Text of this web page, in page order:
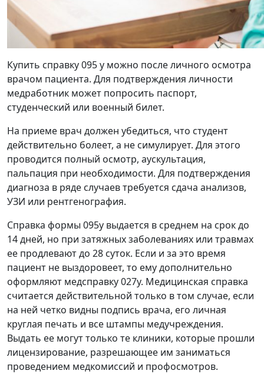
Купить справку 095 у можно после личного осмотра
врачом пациента. Для подтверждения личности
медработник может попросить паспорт,
студенческий или военный билет.
На приеме врач должен убедиться, что студент
действительно болеет, а не симулирует. Для этого
проводится полный осмотр, аускультация,
пальпация при необходимости. Для подтверждения
диагноза в ряде случаев требуется сдача анализов,
УЗИ или рентгенография.
Справка формы 095у выдается в среднем на срок до
14 дней, но при затяжных заболеваниях или травмах
ее продлевают до 28 суток. Если и за это время
пациент не выздоровеет, то ему дополнительно
оформляют медсправку 027у. Медицинская справка
считается действительной только в том случае, если
на ней четко видны подпись врача, его личная
круглая печать и все штампы медучреждения.
Выдать ее могут только те клиники, которые прошли
лицензирование, разрешающее им заниматься
проведением медкомиссий и профосмотров.